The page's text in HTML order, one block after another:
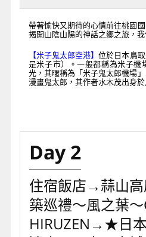
帶著愉快又期待的心情前往桃園
揭開山陰山陽的神話之鄉之旅，
【米子鬼太郎空港】位於日本鳥
是米子市）。一般都稱為米子機
光，其暱稱為「米子鬼太郎機場
漫畫鬼太郎，其作者水木茂出身
Day 2
住宿飯店→蒜山
築巡禮～風之葉
HIRUZEN→★日